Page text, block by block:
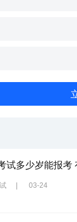
试多少岁能报考
| 03-24